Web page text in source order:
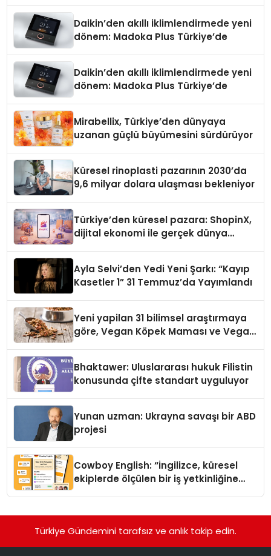
Daikin’den akıllı iklimlendirmede yeni
dönem: Madoka Plus Türkiye’de
Daikin’den akıllı iklimlendirmede yeni
dönem: Madoka Plus Türkiye’de
Mirabellix, Türkiye’den dünyaya
uzanan güçlü büyümesini sürdürüyor
Küresel rinoplasti pazarının 2030’da
9,6 milyar dolara ulaşması bekleniyor
Türkiye’den küresel pazara: ShopinX,
dijital ekonomi ile gerçek dünya
Ayla Selvi’den Yedi Yeni Şarkı: “Kayıp
Kasetler 1” 31 Temmuz’da Yayımlandı
Yeni yapilan 31 bilimsel araştırmaya
göre, Vegan Köpek Maması ve Vegan
Bhaktawer: Uluslararası hukuk Filistin
konusunda çifte standart uyguluyor
Yunan uzman: Ukrayna savaşı bir ABD
projesi
Cowboy English: “İngilizce, küresel
ekiplerde ölçülen bir iş yetkinliğine
Türkiye Gündemini tarafsız ve anlık takip edin.